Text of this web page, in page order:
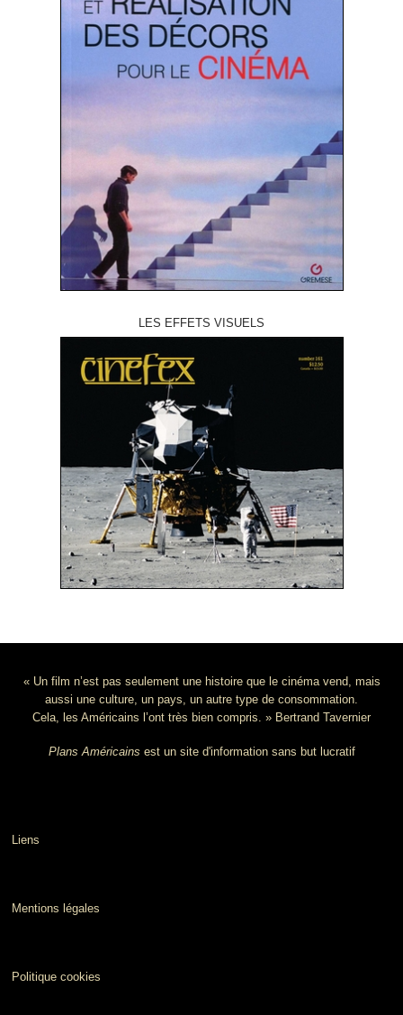
LES EFFETS VISUELS
« Un film n’est pas seulement une histoire que le cinéma vend, mais
aussi une culture, un pays, un autre type de consommation.
Cela, les Américains l’ont très bien compris. » Bertrand Tavernier
Plans Américains est un site d'information sans but lucratif
Liens
Mentions légales
Politique cookies